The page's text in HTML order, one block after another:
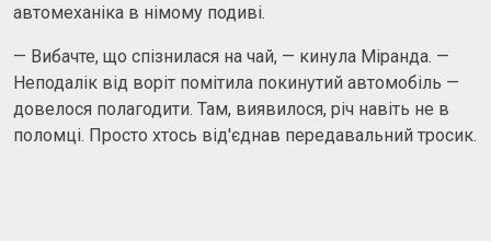
автомеханіка в німому подиві.
— Вибачте, що спізнилася на чай, — кинула Міранда. —
Неподалік від воріт помітила покинутий автомобіль —
довелося полагодити. Там, виявилося, річ навіть не в
поломці. Просто хтось від'єднав передавальний тросик.